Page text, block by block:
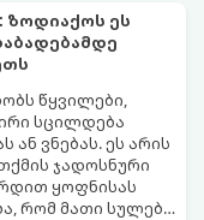
უეცრად მიდიან.
თუმცა
ეს
(ან ჩვენი
დამცავი
რომელთაც
უხილავი
რომ
კი არა,
ზოდიაქოს ეს
წყვილები,
სცილდება
ან ვნებას. ეს არის
ჯადოსნური
ყოფნისას
რომ მათი სულები